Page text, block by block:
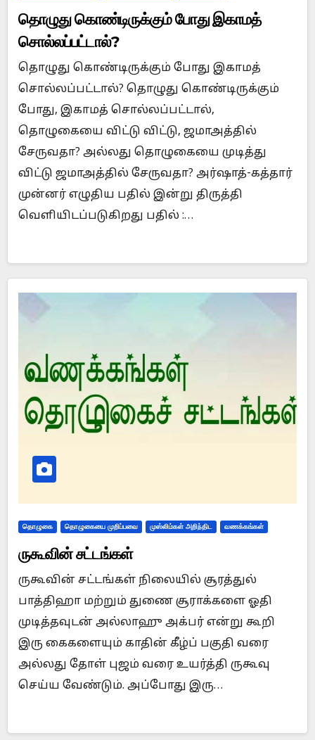
தொழுது கொண்டிருக்கும் போது இகாமத்
சொல்லப்பட்டால்?
தொழுது கொண்டிருக்கும் போது இகாமத்
சொல்லப்பட்டால்? தொழுது கொண்டிருக்கும்
போது, இகாமத் சொல்லப்பட்டால்,
தொழுகையை விட்டு விட்டு, ஜமாஅத்தில்
சேருவதா? அல்லது தொழுகையை முடித்து
விட்டு ஜமாஅத்தில் சேருவதா? அர்ஷாத்-கத்தார்
முன்னர் எழுதிய பதில் இன்று திருத்தி
வெளியிடப்படுகிறது பதில் :…
தொழுகை தொழுகையை முறிப்பவை முஸ்லிம்கள் அறிந்திட வணக்கங்கள்
ருகூவின் சட்டங்கள்
ருகூவின் சட்டங்கள் நிலையில் சூரத்துல்
பாத்திஹா மற்றும் துணை சூராக்களை ஓதி
முடித்தவுடன் அல்லாஹு அக்பர் என்று கூறி
இரு கைகளையும் காதின் கீழ்ப் பகுதி வரை
அல்லது தோள் புஜம் வரை உயர்த்தி ருகூவு
செய்ய வேண்டும். அப்போது இரு…